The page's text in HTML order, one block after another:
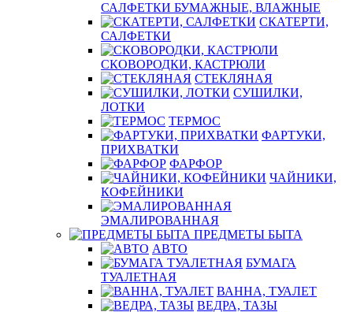
САЛФЕТКИ БУМАЖНЫЕ, ВЛАЖНЫЕ
СКАТЕРТИ,
САЛФЕТКИ
СКОВОРОДКИ, КАСТРЮЛИ
СТЕКЛЯНАЯ
СУШИЛКИ,
ЛОТКИ
ТЕРМОС
ФАРТУКИ,
ПРИХВАТКИ
ФАРФОР
ЧАЙНИКИ,
КОФЕЙНИКИ
ЭМАЛИРОВАННАЯ
ПРЕДМЕТЫ БЫТА
АВТО
БУМАГА
ТУАЛЕТНАЯ
ВАННА, ТУАЛЕТ
ВЕДРА, ТАЗЫ